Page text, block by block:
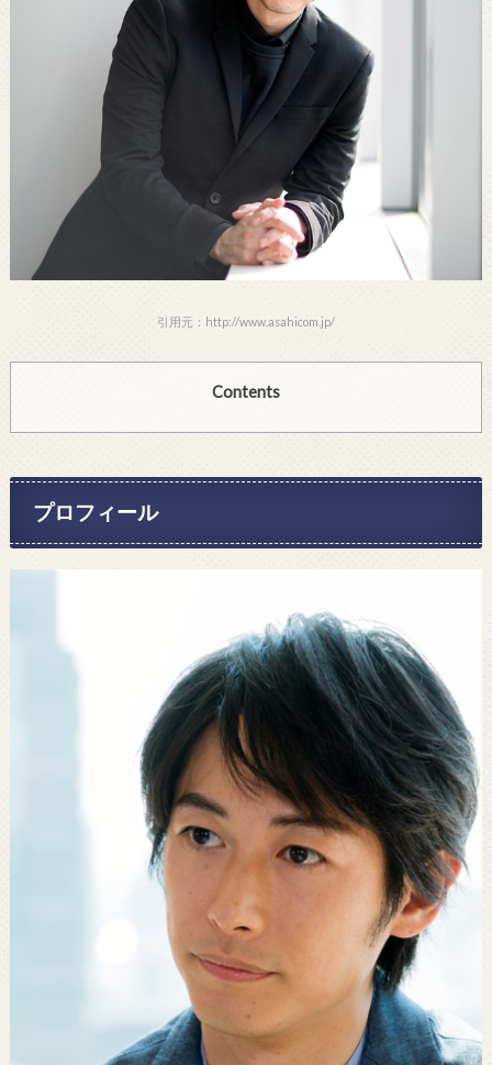
引用元：http://www.asahicom.jp/
Contents
プロフィール